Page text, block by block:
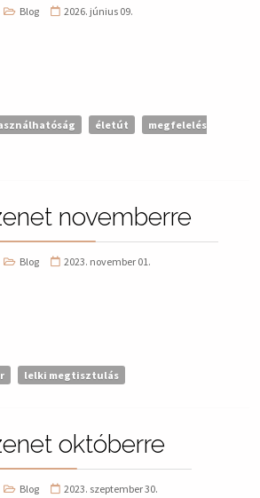
Blog 2026. június 09.
életút
megfelelés
novemberre
Blog 2023. november 01.
lelki megtisztulás
októberre
Blog 2023. szeptember 30.